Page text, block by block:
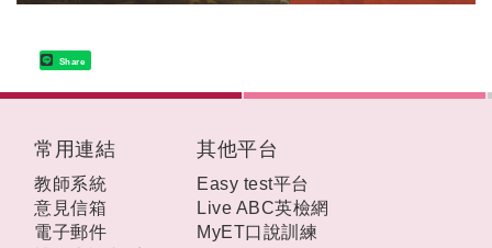
Share
常用連結
教師系統
意見信箱
電子郵件
其他平台
Easy test平台
Live ABC英檢網
MyET口說訓練